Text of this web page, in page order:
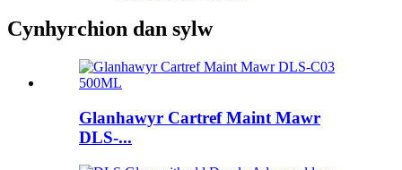
Cynhyrchion dan sylw
Glanhawyr Cartref Maint Mawr
DLS-...